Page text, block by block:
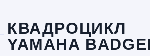
КВАДРОЦИКЛ
YAMAHA